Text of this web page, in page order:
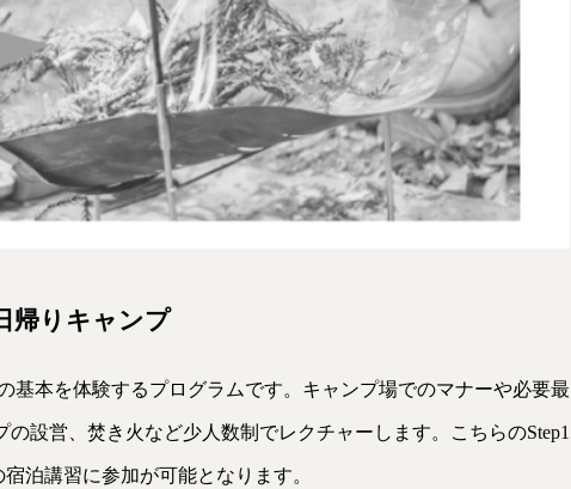
帰りキャンプ
基本を体験するプログラムです。キャンプ場でのマナーや必要最
設営、焚き火など少人数制でレクチャーします。こちらのStep1
宿泊講習に参加が可能となります。